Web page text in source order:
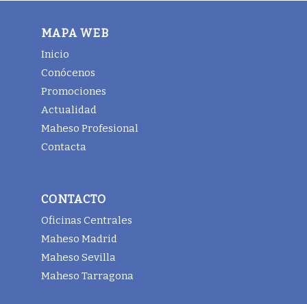
MAPA WEB
Inicio
Conócenos
Promociones
Actualidad
Maheso Profesional
Contacta
CONTACTO
Oficinas Centrales
Maheso Madrid
Maheso Sevilla
Maheso Tarragona